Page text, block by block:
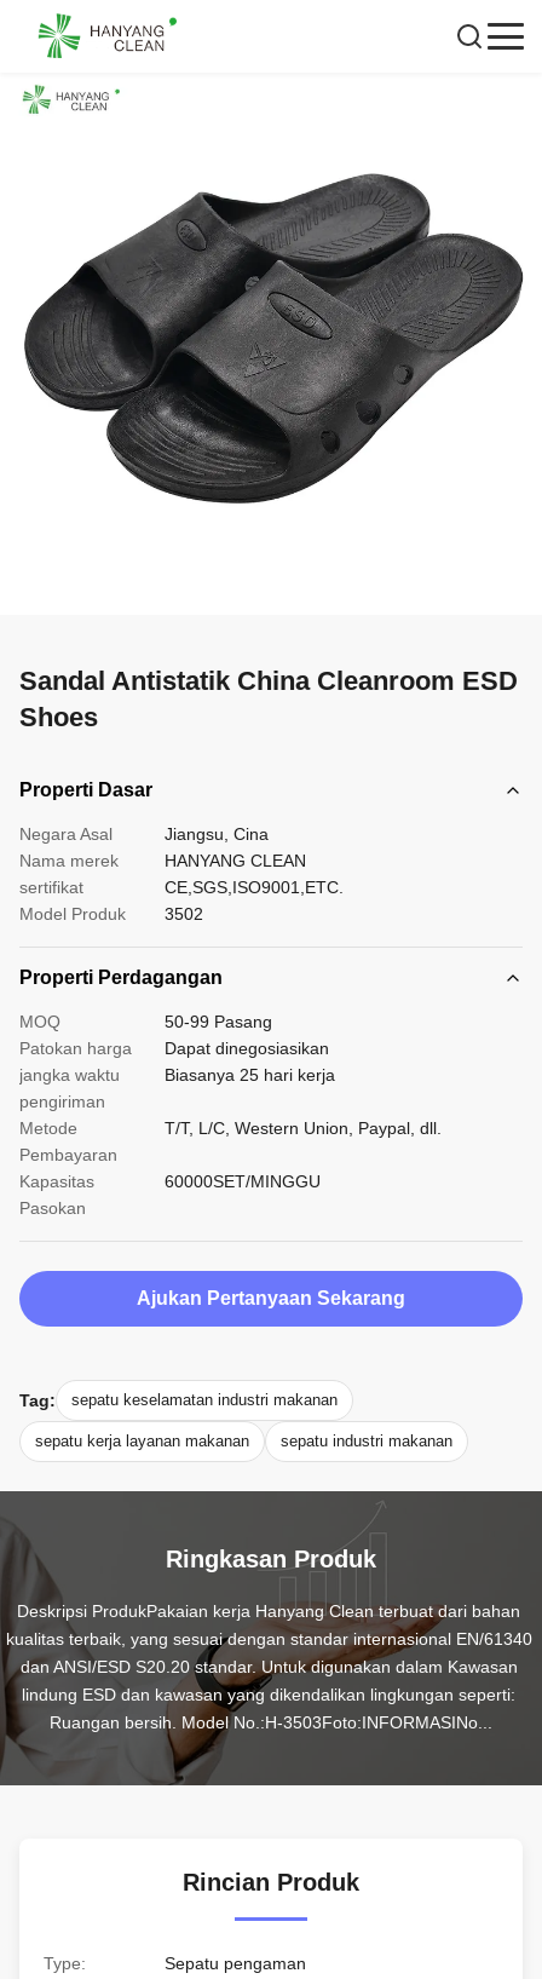
Sandal Antistatik China Cleanroom ESD
Shoes
Properti Dasar
Negara Asal
Jiangsu, Cina
Nama merek
HANYANG CLEAN
sertifikat
CE,SGS,ISO9001,ETC.
Model Produk
3502
Properti Perdagangan
MOQ
50-99 Pasang
Patokan harga
Dapat dinegosiasikan
jangka waktu
pengiriman
Biasanya 25 hari kerja
Metode
Pembayaran
T/T, L/C, Western Union, Paypal, dll.
Kapasitas
Pasokan
60000SET/MINGGU
Ajukan Pertanyaan Sekarang
Tag: sepatu keselamatan industri makanan
sepatu kerja layanan makanan sepatu industri makanan
Ringkasan Produk
Deskripsi ProdukPakaian kerja Hanyang Clean terbuat dari bahan
kualitas terbaik, yang sesuai dengan standar internasional EN/61340
dan ANSI/ESD S20.20 standar. Untuk digunakan dalam Kawasan
lindung ESD dan kawasan yang dikendalikan lingkungan seperti:
Ruangan bersih. Model No.:H-3503Foto:INFORMASINo...
Rincian Produk
Type:
Sepatu pengaman